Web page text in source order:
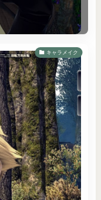
キャラメイク